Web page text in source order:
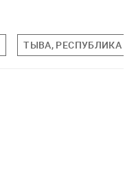
ТЫВА, РЕСПУБЛИКА